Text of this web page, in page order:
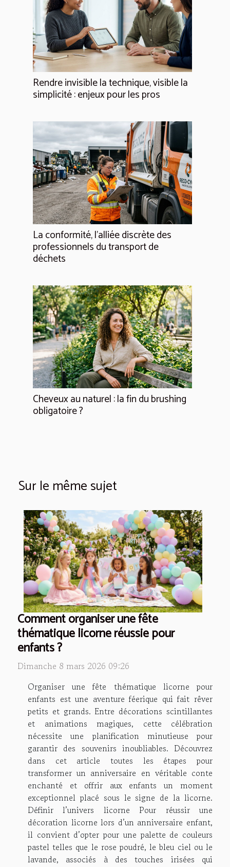
Rendre invisible la technique, visible la
simplicité : enjeux pour les pros
La conformité, l'alliée discrète des
professionnels du transport de
déchets
Cheveux au naturel : la fin du brushing
obligatoire ?
Sur le même sujet
Comment organiser une fête
thématique licorne réussie pour
enfants ?
Dimanche 8 mars 2026 09:26
Organiser une fête thématique licorne pour
enfants est une aventure féerique qui fait rêver
petits et grands. Entre décorations scintillantes
et animations magiques, cette célébration
nécessite une planification minutieuse pour
garantir des souvenirs inoubliables. Découvrez
dans cet article toutes les étapes pour
transformer un anniversaire en véritable conte
enchanté et offrir aux enfants un moment
exceptionnel placé sous le signe de la licorne.
Définir l’univers licorne Pour réussir une
décoration licorne lors d’un anniversaire enfant,
il convient d’opter pour une palette de couleurs
pastel telles que le rose poudré, le bleu ciel ou le
lavande, associés à des touches irisées qui